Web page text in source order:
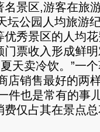
名景区,游客在旅
坛公园人均旅游
优秀景区的人均
票收入形成鲜明
卖冷饮。”一个
店销售最好的两
件也是常有的事
费仅占其在景点